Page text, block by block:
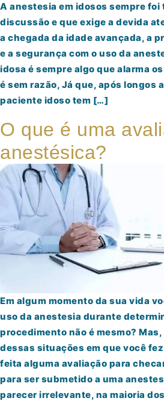
A anestesia em idosos sempre foi
discussão e que exige a devida
a chegada da idade avançada, a
e a segurança com o uso da
idosa é sempre algo que alarma
é sem razão, Já que, após longos
paciente idoso tem […]
O que é uma
anestésica?
Em algum momento da sua vida
uso da anestesia durante
procedimento não é mesmo?
dessas situações em que você
feita alguma avaliação para
para ser submetido a uma
parecer irrelevante, na maioria